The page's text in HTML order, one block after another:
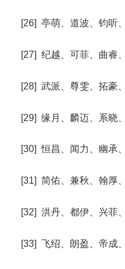
[26] 亭萌、道波、钧听
[27] 纪越、可菲、曲睿
[28] 武派、尊雯、拓豪
[29] 缘月、麟迈、系晓
[30] 恒昌、闻力、幽承
[31] 简佑、兼秋、翰厚
[32] 洪丹、都伊、兴菲
[33] 飞绍、朗盈、帝成